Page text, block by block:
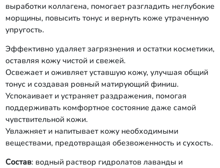
выработки коллагена, помогает разгладить неглубокие
морщины, повысить тонус и вернуть коже утраченную
упругость.
Эффективно удаляет загрязнения и остатки косметики,
оставляя кожу чистой и свежей.
Освежает и оживляет уставшую кожу, улучшая общий
тонус и создавая ровный матирующий финиш.
Успокаивает и устраняет раздражения, помогая
поддерживать комфортное состояние даже самой
чувствительной кожи.
Увлажняет и напитывает кожу необходимыми
веществами, предотвращая обезвоженность и сухость.
Состав: водный раствор гидролатов лаванды и